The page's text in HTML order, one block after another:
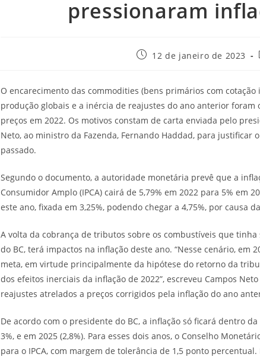
pressionaram
12 de janeiro de 2023
O encarecimento das commodities (bens primários com
produção globais e a inércia de reajustes do ano anterior
preços em 2022. Os motivos constam de carta enviada pelo
Neto, ao ministro da Fazenda, Fernando Haddad, para
passado.
Segundo o documento, a autoridade monetária prevê que a
Consumidor Amplo (IPCA) cairá de 5,79% em 2022 para 5% em
este ano, fixada em 3,25%, podendo chegar a 4,75%, por causa
A volta da cobrança de tributos sobre os combustíveis que
do BC, terá impactos na inflação deste ano. “Nesse cenário, em
meta, em virtude principalmente da hipótese do retorno da
dos efeitos inerciais da inflação de 2022”, escreveu Campos
reajustes atrelados a preços corrigidos pela inflação do ano
De acordo com o presidente do BC, a inflação só ficará dentro
3%, e em 2025 (2,8%). Para esses dois anos, o Conselho
para o IPCA, com margem de tolerância de 1,5 ponto percentual.